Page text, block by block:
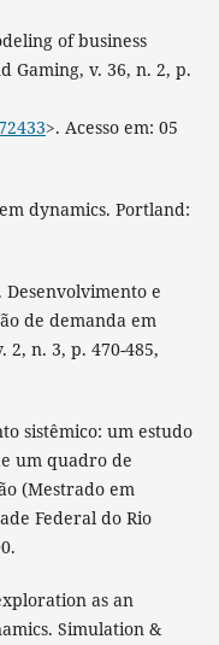
of business
Gaming, v. 36, n. 2, p.
>. Acesso em: 05
dynamics. Portland:
Desenvolvimento e
de demanda em
2, n. 3, p. 470-485,
sistêmico: um estudo
um quadro de
(Mestrado em
Federal do Rio
as an
Simulation &